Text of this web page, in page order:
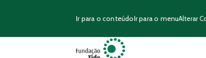
Ir para o conteúdoIr para o menuAlterar